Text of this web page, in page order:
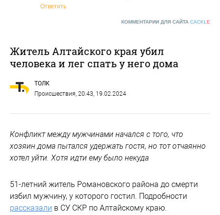
Ответить
КОММЕНТАРИИ ДЛЯ САЙТА CACKL E
Житель Алтайского края убил
человека и лег спать у него дома
ТОЛК
Происшествия , 20:43, 19.02.2024
Конфликт между мужчинами начался с того, что
хозяин дома пытался удержать гостя, но тот отчаянно
хотел уйти. Хотя идти ему было некуда
51-летний житель Романовского района до смерти
избил мужчину, у которого гостил. Подробности
рассказали в СУ СКР по Алтайскому краю.